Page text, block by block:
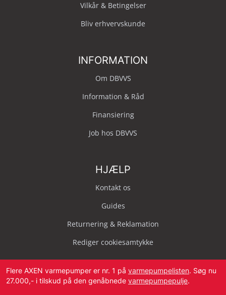
Vilkår & Betingelser
Bliv erhvervskunde
INFORMATION
Om DBVVS
Information & Råd
Finansiering
Job hos DBVVS
HJÆLP
Kontakt os
Guides
Returnering & Reklamation
Rediger cookiesamtykke
Flere AXEN varmepumper er nr. 1 på varmepumpelisten. Søg nu
27.000,- i tilskud på den genåbnede varmepumpepulje.